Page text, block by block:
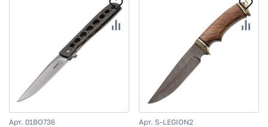
Арт. 01BO736 Арт. S-LEGION2